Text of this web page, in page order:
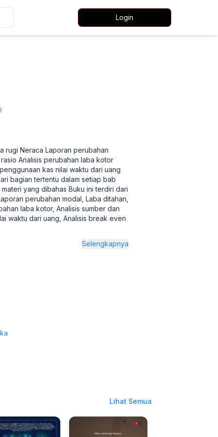
Login
rugi Neraca Laporan perubahan
Analisis perubahan laba kotor
kas nilai waktu dari uang
bagian tertentu dalam setiap bab
yang dibahas Buku ini terdiri dari
perubahan modal, Laba ditahan,
laba kotor, Analisis sumber dan
waktu dari uang, Analisis break even
Selengkapnya
Lihat Semua